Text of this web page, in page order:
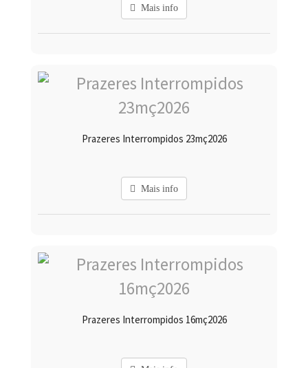
Mais info
Prazeres Interrompidos 23mç2026
Mais info
Prazeres Interrompidos 16mç2026